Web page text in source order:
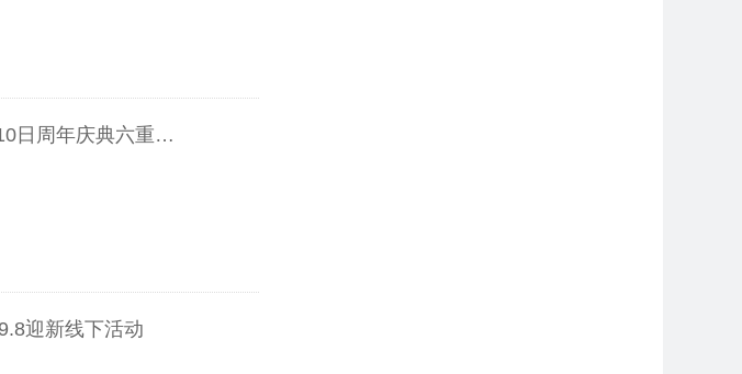
【活动公告】《炼仙传说》8月10日周年庆典六重福利活动
迎新线下活动